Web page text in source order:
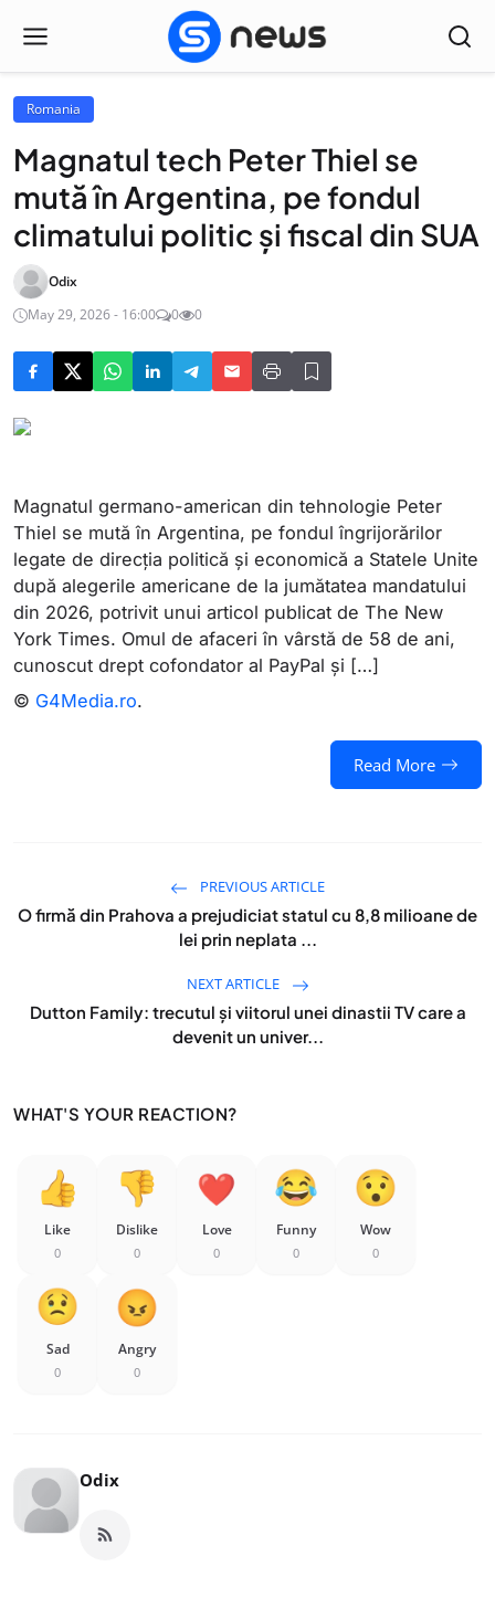
Romania
Magnatul tech Peter Thiel se
mută în Argentina, pe fondul
climatului politic și fiscal din SUA
Odix
May 29, 2026 - 16:00
0 0
Magnatul germano-american din tehnologie Peter
Thiel se mută în Argentina, pe fondul îngrijorărilor
legate de direcția politică și economică a Statele Unite
după alegerile americane de la jumătatea mandatului
din 2026, potrivit unui articol publicat de The New
York Times. Omul de afaceri în vârstă de 58 de ani,
cunoscut drept cofondator al PayPal și […]
© G4Media.ro.
Read More
PREVIOUS ARTICLE
O firmă din Prahova a prejudiciat statul cu 8,8 milioane de
lei prin neplata ...
NEXT ARTICLE
Dutton Family: trecutul și viitorul unei dinastii TV care a
devenit un univer...
WHAT'S YOUR REACTION?
Like
0
Dislike
0
Love
0
Funny
0
Wow
0
Sad
0
Angry
0
Odix